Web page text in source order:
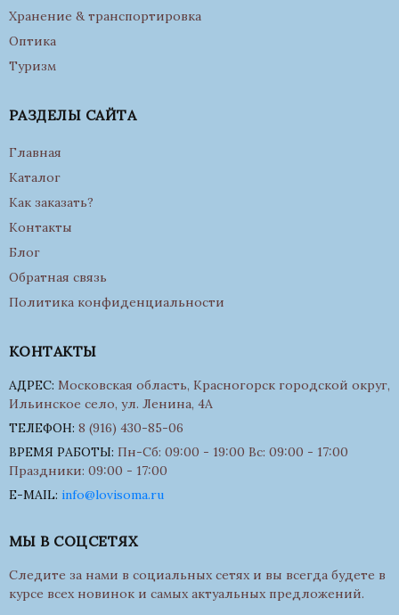
Хранение & транспортировка
Оптика
Туризм
РАЗДЕЛЫ САЙТА
Главная
Каталог
Как заказать?
Контакты
Блог
Обратная связь
Политика конфиденциальности
КОНТАКТЫ
АДРЕС: Московская область, Красногорск городской округ,
Ильинское село, ул. Ленина, 4А
ТЕЛЕФОН: 8 (916) 430-85-06
ВРЕМЯ РАБОТЫ: Пн-Сб: 09:00 - 19:00 Вс: 09:00 - 17:00
Праздники: 09:00 - 17:00
E-MAIL: info@lovisoma.ru
МЫ В СОЦСЕТЯХ
Следите за нами в социальных сетях и вы всегда будете в
курсе всех новинок и самых актуальных предложений.